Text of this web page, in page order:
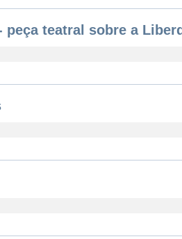
peça teatral sobre a